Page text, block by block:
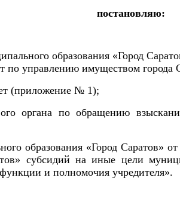
постановляю:
образования «Город
управлению имуществом города
(приложение № 1);
органа по обращению
образования «Город Саратов»
субсидий на иные цели
и полномочия учредителя».